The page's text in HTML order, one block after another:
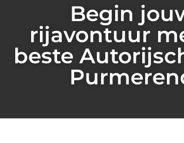
Begin
rijavontuur
beste